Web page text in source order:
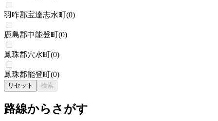
羽咋郡宝達志水町(0)
鹿島郡中能登町(0)
鳳珠郡穴水町(0)
鳳珠郡能登町(0)
リセット 検索
路線からさがす